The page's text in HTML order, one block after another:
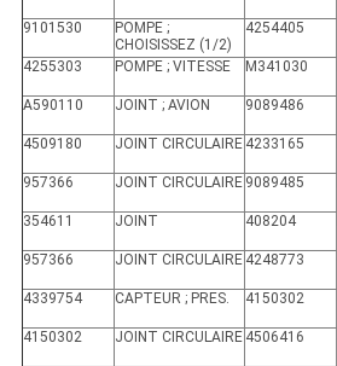
9101530
POMPE ;
CHOISISSEZ (1/2)
4254405
4255303 POMPE ; VITESSE M341030
A590110 JOINT ; AVION 9089486
4509180 JOINT CIRCULAIRE 4233165
957366 JOINT CIRCULAIRE 9089485
354611 JOINT 408204
957366 JOINT CIRCULAIRE 4248773
4339754 CAPTEUR ; PRES. 4150302
4150302 JOINT CIRCULAIRE 4506416